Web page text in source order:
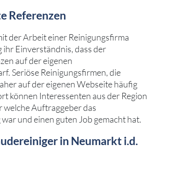
Referenzen
der Arbeit einer Reinigungsfirma
Einverständnis, dass der
auf der eigenen
Seriöse Reinigungsfirmen, die
auf der eigenen Webseite häufig
können Interessenten aus der Region
Auftraggeber das
und einen guten Job gemacht hat.
in Neumarkt i.d.